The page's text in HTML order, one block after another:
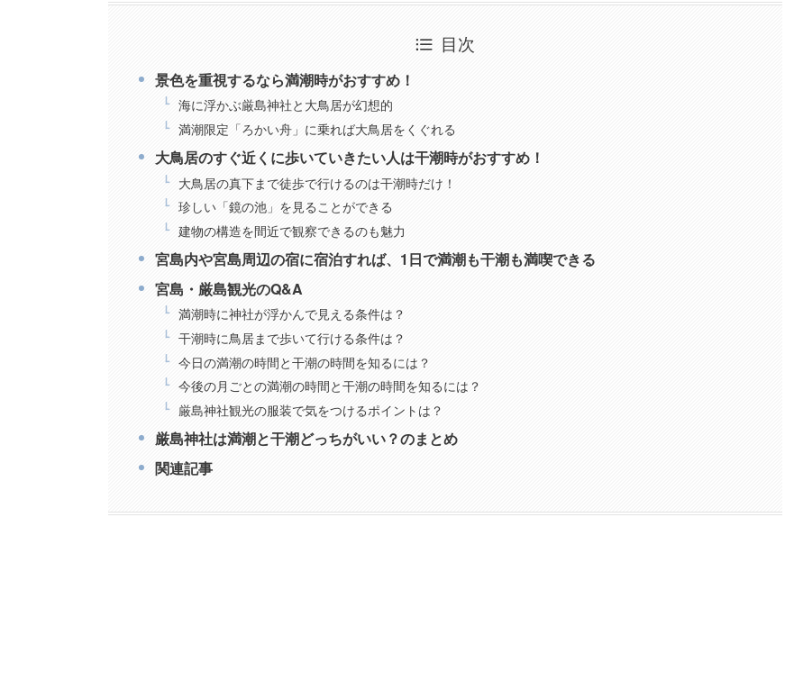
目次
景色を重視するなら満潮時がおすすめ！
海に浮かぶ厳島神社と大鳥居が幻想的
満潮限定「ろかい舟」に乗れば大鳥居をくぐれる
大鳥居のすぐ近くに歩いていきたい人は干潮時がおすすめ！
大鳥居の真下まで徒歩で行けるのは干潮時だけ！
珍しい「鏡の池」を見ることができる
建物の構造を間近で観察できるのも魅力
宮島内や宮島周辺の宿に宿泊すれば、1日で満潮も干潮も満喫できる
宮島・厳島観光のQ&A
満潮時に神社が浮かんで見える条件は？
干潮時に鳥居まで歩いて行ける条件は？
今日の満潮の時間と干潮の時間を知るには？
今後の月ごとの満潮の時間と干潮の時間を知るには？
厳島神社観光の服装で気をつけるポイントは？
厳島神社は満潮と干潮どっちがいい？のまとめ
関連記事